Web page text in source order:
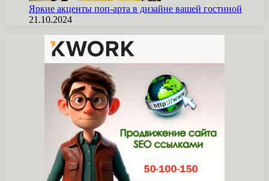
Яркие акценты поп-арта в дизайне вашей гостиной
21.10.2024